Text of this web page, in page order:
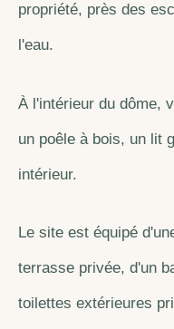
propriété, près des
l'eau.
À l'intérieur du dôme,
un poêle à bois, un lit
intérieur.
Le site est équipé
terrasse privée, d'un
toilettes extérieures